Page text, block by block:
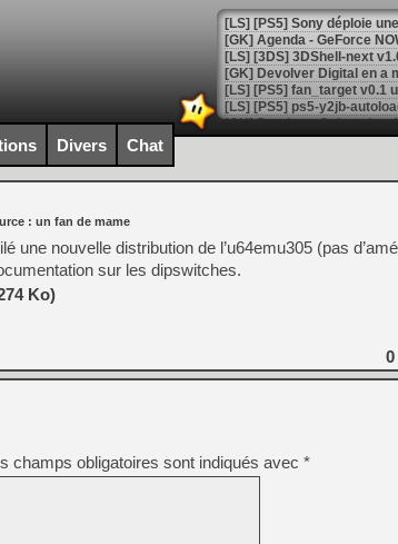
[GK] Agenda - GeForce
[GK] Devolver Digital en a
[LS] [PS5] ps5-y2jb-
[GK] Pourquoi Marvel
[GK] Test : Restory : Chill
[GK] GTA 6 : Rockstar
[GK] Hot Wheels Infinite
[GK] Mémoire cash -
[GK] Résultats Nintendo :
[GK] Déjà des
[Mo5] Brickboy cherche à
[GK] Minecraft et ses «
[GK] Beast of
[GK] Ubisoft : fin de partie
[GK] Mémoire cash -
[GK] Dan Houser (GTA)
[GK] Comment EA Sports
[GK] Crimson Moon : un
[GK] Isle of Reveries : le
[GK] Moonlighter 2 : The
[GK] Capcom relance
Divers Chat
: un fan de mame
une nouvelle distribution de l’u64emu305 (pas
sur les dipswitches.
Ko)
0
champs obligatoires sont indiqués avec *